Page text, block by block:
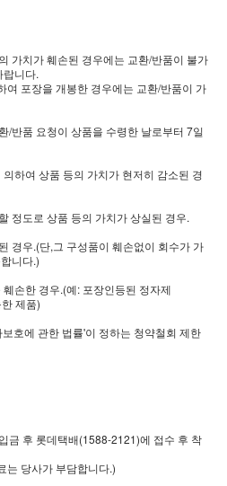
가치가 훼손된 경우에는 교환/반품이 불가
니다.
여 포장을 개봉한 경우에는 교환/반품이 가
/반품 요청이 상품을 수령한 날로부터 7일
하여 상품 등의 가치가 현저히 감소된 경
정도로 상품 등의 가치가 상실된 경우.
경우.(단,그 구성품이 훼손없이 회수가 가
니다.)
손한 경우.(예: 포장인등된 정자제
제품)
호에 관한 법률'이 정하는 청약철회 제한
금 후 롯데택배(1588-2121)에 접수 후 착
는 당사가 부담합니다.)